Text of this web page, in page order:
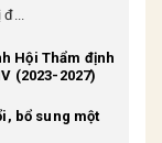
Hội Thẩm định
(2023-2027)
bổ sung một